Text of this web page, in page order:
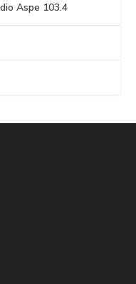
Aspe 103.4